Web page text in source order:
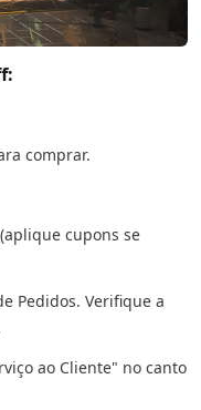
comprar.
cupons se
Pedidos. Verifique a
ao Cliente" no canto